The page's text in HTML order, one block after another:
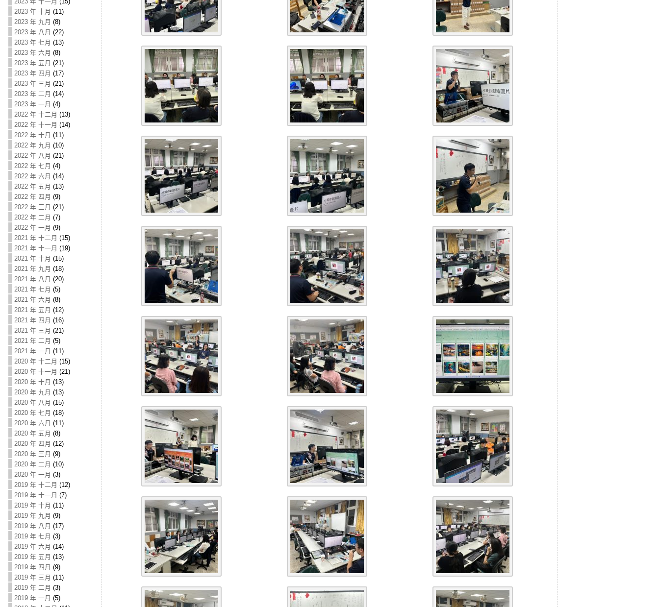
2023 年 十月 (11)
2023 年 九月 (8)
2023 年 八月 (22)
2023 年 七月 (13)
2023 年 六月 (8)
2023 年 五月 (21)
2023 年 四月 (17)
2023 年 三月 (21)
2023 年 二月 (14)
2023 年 一月 (4)
2022 年 十二月 (13)
2022 年 十一月 (14)
2022 年 十月 (11)
2022 年 九月 (10)
2022 年 八月 (21)
2022 年 七月 (4)
2022 年 六月 (14)
2022 年 五月 (13)
2022 年 四月 (9)
2022 年 三月 (21)
2022 年 二月 (7)
2022 年 一月 (9)
2021 年 十二月 (15)
2021 年 十一月 (19)
2021 年 十月 (15)
2021 年 九月 (18)
2021 年 八月 (20)
2021 年 七月 (5)
2021 年 六月 (8)
2021 年 五月 (12)
2021 年 四月 (16)
2021 年 三月 (21)
2021 年 二月 (5)
2021 年 一月 (11)
2020 年 十二月 (15)
2020 年 十一月 (21)
2020 年 十月 (13)
2020 年 九月 (13)
2020 年 八月 (15)
2020 年 七月 (18)
2020 年 六月 (11)
2020 年 五月 (8)
2020 年 四月 (12)
2020 年 三月 (9)
2020 年 二月 (10)
2020 年 一月 (3)
2019 年 十二月 (12)
2019 年 十一月 (7)
2019 年 十月 (11)
2019 年 九月 (9)
2019 年 八月 (17)
2019 年 七月 (3)
2019 年 六月 (14)
2019 年 五月 (13)
2019 年 四月 (9)
2019 年 三月 (11)
2019 年 二月 (3)
2019 年 一月 (5)